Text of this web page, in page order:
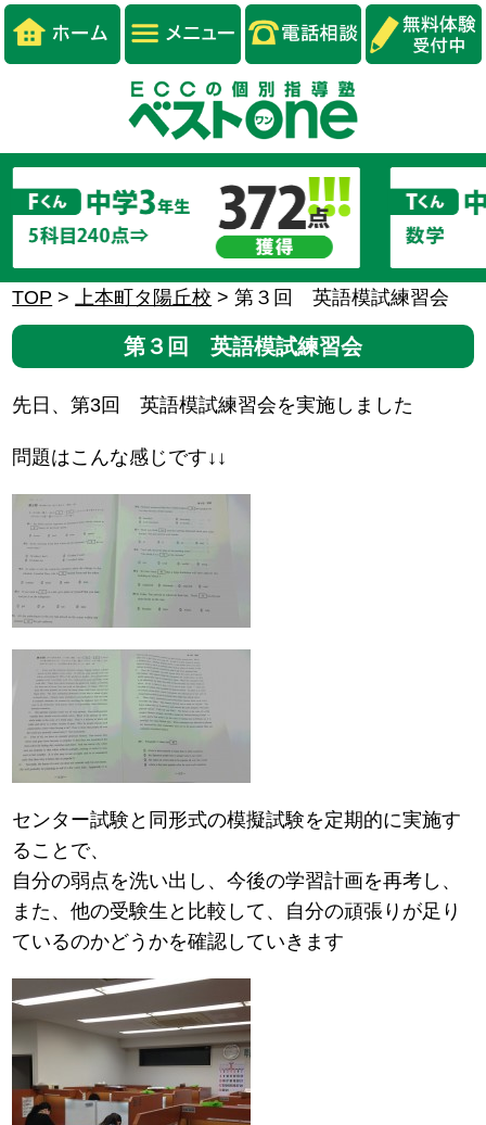
TOP >上本町タ陽丘校 >第３回 英語模試練習会
第３回 英語模試練習会
先日、第3回 英語模試練習会を実施しました
問題はこんな感じです↓↓
センター試験と同形式の模擬試験を定期的に実施す
ることで、
自分の弱点を洗い出し、今後の学習計画を再考し、
また、他の受験生と比較して、自分の頑張りが足り
ているのかどうかを確認していきます